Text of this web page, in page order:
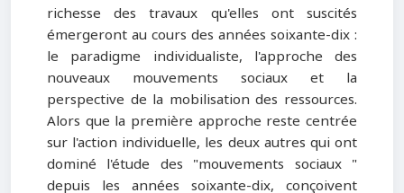
richesse des travaux qu'elles ont suscités
émergeront au cours des années soixante-dix :
le paradigme individualiste, l'approche des
nouveaux mouvements sociaux et la
perspective de la mobilisation des ressources.
Alors que la première approche reste centrée
sur l'action individuelle, les deux autres qui ont
dominé l'étude des "mouvements sociaux "
depuis les années soixante-dix, conçoivent